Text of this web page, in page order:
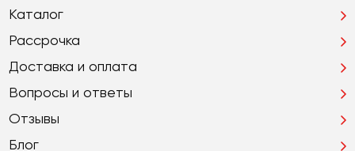
Каталог
Рассрочка
Доставка и оплата
Вопросы и ответы
Отзывы
Блог